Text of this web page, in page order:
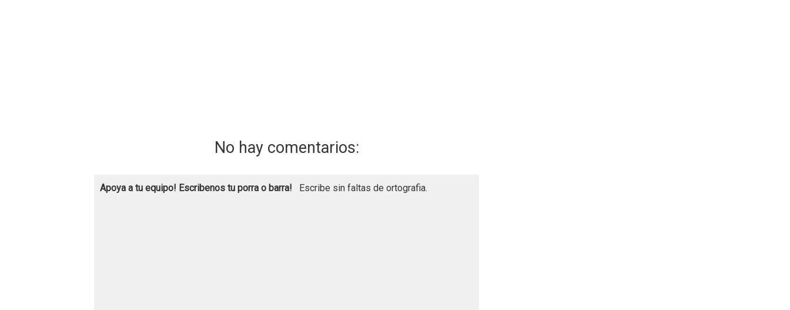
No hay comentarios:
Apoya a tu equipo! Escribenos tu porra o barra! Escribe sin faltas de ortografia.